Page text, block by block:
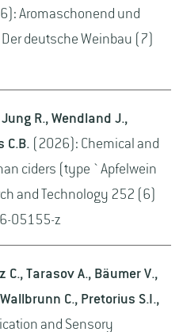
Aromaschonend und
deutsche Weinbau (7)
R., Wendland J.,
C.B.
(2026): Chemical and
ciders (type `Apfelwein
and Technology 252 (6)
05155-z
C., Tarasov A., Bäumer V.,
C., Pretorius S.I.,
and Sensory